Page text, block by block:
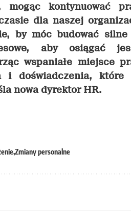
mogąc kontynuować
dla naszej
by móc budować silne
aby osiągać
wspaniałe miejsce
i doświadczenia,
nowa dyrektor HR.
Zmiany personalne